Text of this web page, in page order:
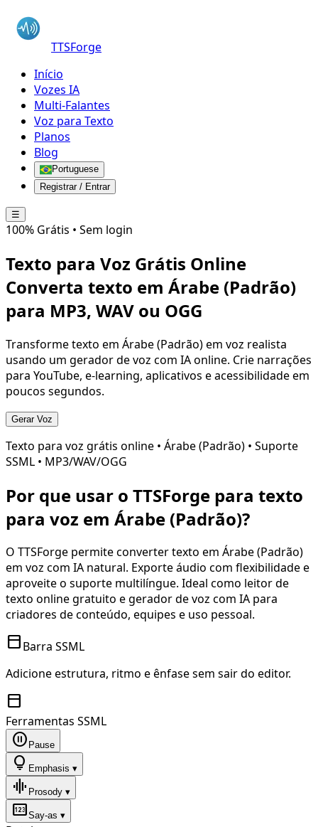
TTSForge
Início
Vozes IA
Multi-Falantes
Voz para Texto
Planos
Blog
Portuguese
Registrar / Entrar
☰
100% Grátis • Sem login
Texto para Voz Grátis Online
Converta texto em Árabe (Padrão)
para MP3, WAV ou OGG
Transforme texto em Árabe (Padrão)em voz realista
usando um gerador de voz com IA online. Crie narrações
para YouTube, e-learning, aplicativos e acessibilidade em
poucos segundos.
Gerar Voz
Texto para voz grátis online • Árabe (Padrão) • Suporte
SSML • MP3/WAV/OGG
Por que usar o TTSForge para texto
para voz em Árabe (Padrão)?
O TTSForge permite converter texto em Árabe (Padrão)
em voz com IA natural. Exporte áudio com flexibilidade e
aproveite o suporte multilíngue. Ideal como leitor de
texto online gratuito e gerador de voz com IA para
criadores de conteúdo, equipes e uso pessoal.
toolbarBarra SSML
Adicione estrutura, ritmo e ênfase sem sair do editor.
toolbar
Ferramentas SSML
pause_circle Pause
lightbulb Emphasis ▾
graphic_eq Prosody ▾
pinSay-as ▾